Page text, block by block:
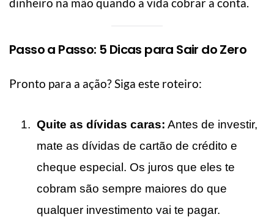
dinheiro na mão quando a vida cobrar a conta.
Passo a Passo: 5 Dicas para Sair do Zero
Pronto para a ação? Siga este roteiro:
Quite as dívidas caras: Antes de investir,
mate as dívidas de cartão de crédito e
cheque especial. Os juros que eles te
cobram são sempre maiores do que
qualquer investimento vai te pagar.